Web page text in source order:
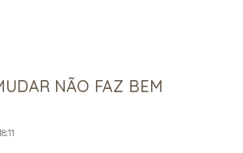
NÃO FAZ BEM